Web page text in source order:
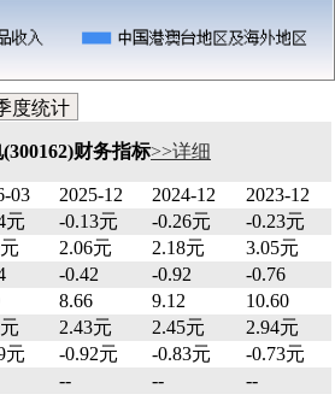
度统计
财务指标>>详细
03 2025-12 2024-12
2023-12
元 -0.13元 -0.26元
-0.23元
2.06元 2.18元
3.05元
-0.42 -0.92
-0.76
8.66 9.12
10.60
2.43元 2.45元
2.94元
元 -0.92元 -0.83元
-0.73元
-- --
--